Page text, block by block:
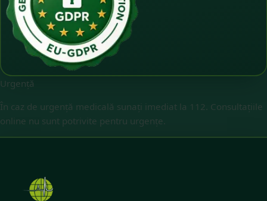
Urgență
În caz de urgență medicală sunați imediat la 112. Consultațiile
online nu sunt potrivite pentru urgențe.